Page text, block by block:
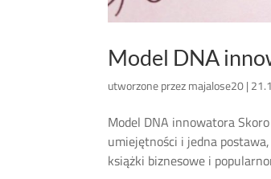
Model DNA
utworzone przezmajalose20|
Model DNA innowatora
umiejętności i jedna
książki biznesowe i